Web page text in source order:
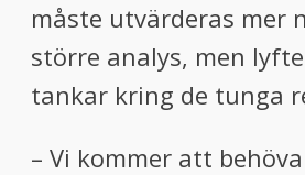
måste utvärderas mer
större analys, men
tankar kring de tunga
– Vi kommer att